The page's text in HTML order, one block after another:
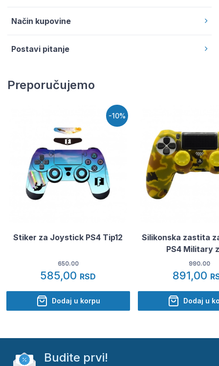
Način kupovine
Postavi pitanje
Preporučujemo
-10%
Stiker za Joystick PS4 Tip12
650.00
585,00 RSD
Dodaj u korpu
Silikonska zastita
PS4 Military
990.00
891,00
Dodaj u
Budite prvi!